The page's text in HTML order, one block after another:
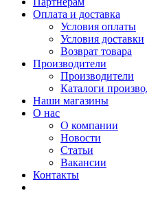
Оплата и доставка
Условия оплаты
Условия доставки
Возврат товара
Производители
Производители
Каталоги
Наши магазины
О нас
О компании
Новости
Статьи
Вакансии
Контакты